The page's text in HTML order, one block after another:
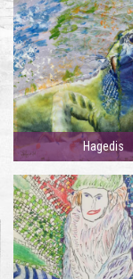
Hagedis